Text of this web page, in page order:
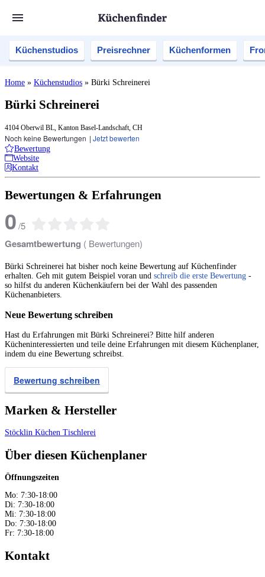
Küchenstudios Preisrechner Küchenformen
Home » Küchenstudios » Bürki Schreinerei
Bürki Schreinerei
4104 Oberwil BL, Kanton Basel-Landschaft, CH
Noch keine Bewertungen | Jetzt bewerten
Bewertung
Website
Kontakt
Bewertungen & Erfahrungen
0/5
Gesamtbewertung ( Bewertungen)
Bürki Schreinerei hat bisher noch keine Bewertung auf Küchenfinder
erhalten. Geh mit gutem Beispiel voran und schreib die erste Bewertung -
so hilfst du anderen Küchenkäufern bei der Wahl des passenden
Küchenanbieters.
Neue Bewertung schreiben
Hast du Erfahrungen mit Bürki Schreinerei? Bitte hilf anderen
Kücheninteressierten und teile deine Erfahrungen mit diesem Küchenplaner,
indem du eine Bewertung schreibst.
Bewertung schreiben
Marken & Hersteller
Stöcklin Küchen Tischlerei
Über diesen Küchenplaner
Öffnungszeiten
Mo: 7:30-18:00
Di: 7:30-18:00
Mi: 7:30-18:00
Do: 7:30-18:00
Fr: 7:30-18:00
Kontakt